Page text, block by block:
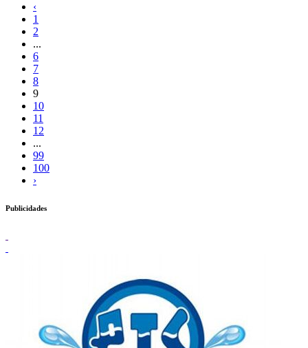
‹
1
2
...
6
7
8
9
10
11
12
...
99
100
›
Publicidades